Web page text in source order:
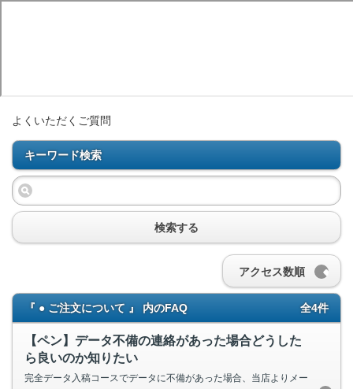
よくいただくご質問
キーワード検索
検索する
アクセス数順
『 ● ご注文について 』 内のFAQ 全4件
【ペン】データ不備の連絡があった場合どうした
ら良いのか知りたい
完全データ入稿コースでデータに不備があった場合、当店よりメー